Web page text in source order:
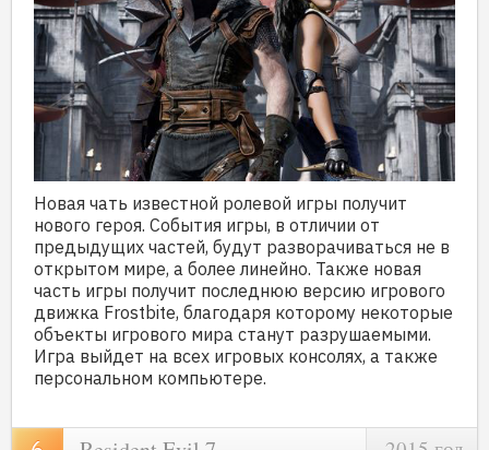
Новая чать известной ролевой игры получит
нового героя. События игры, в отличии от
предыдущих частей, будут разворачиваться не в
открытом мире, а более линейно. Также новая
часть игры получит последнюю версию игрового
движка Frostbite, благодаря которому некоторые
объекты игрового мира станут разрушаемыми.
Игра выйдет на всех игровых консолях, а также
персональном компьютере.